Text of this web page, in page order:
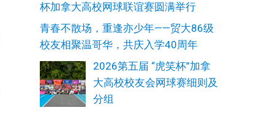
杯加拿大高校网球联谊赛圆满举行
青春不散场，重逢亦少年——贸大86级
校友相聚温哥华，共庆入学40周年
2026第五届 “虎笑杯”加拿
大高校校友会网球赛细则及
分组